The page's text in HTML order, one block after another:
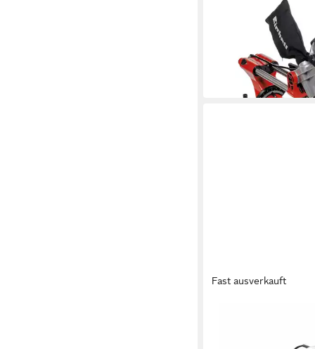
Zug-, Kapp- und
SM 2534/1 Dual
227,60 € UVP 257,95 €
in 3-4 Werktagen bei dir
Fast ausverkauft
Zug-, Kapp- und
DEWALT Paneelsäge